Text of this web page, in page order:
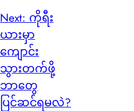
Next: ကိုရီး
ယားမှာ
ကျောင်း
သွားတက်ဖို့
ဘာတွေ
ပြင်ဆင်ရမလဲ?